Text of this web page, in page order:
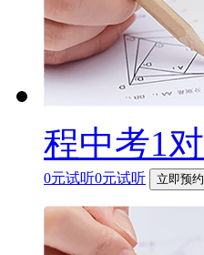
程中考1
0元试听0元试听 立即预约